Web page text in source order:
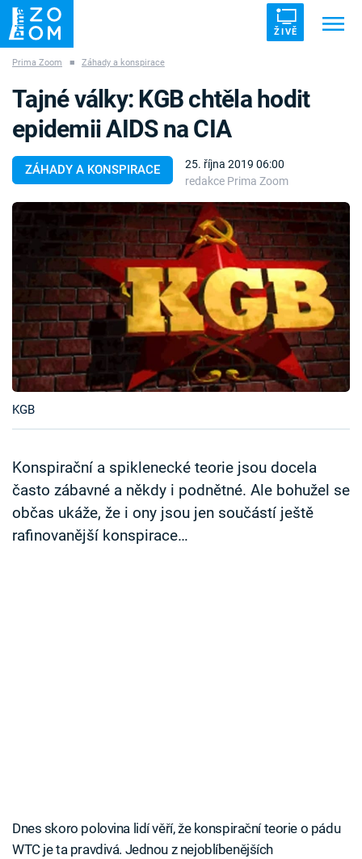
ŽIVĚ
ZÁHADY VETŘELCI DÁVNOVĚKU
Témata
Témata
Pořady
TV Program
Časopis
Sledujte prima+
Přihlášení
Sledujte nás
Prima Zoom ■ Záhady a konspirace
ZÁHADY A KONSPIRACE
25. října 2019 06:00
redakce Prima Zoom
Tajné války: KGB chtěla hodit
epidemii AIDS na CIA
KGB
Konspirační a spiklenecké teorie jsou docela
často zábavné a někdy i podnětné. Ale bohužel se
občas ukáže, že i ony jsou jen součástí ještě
rafinovanější konspirace…
Dnes skoro polovina lidí věří, že konspirační teorie o pádu
WTC je ta pravdivá. Jednou z nejoblíbenějších